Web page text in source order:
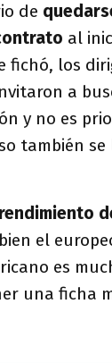
de
al
fichó, los
a
y no es
también
el
es
una ficha